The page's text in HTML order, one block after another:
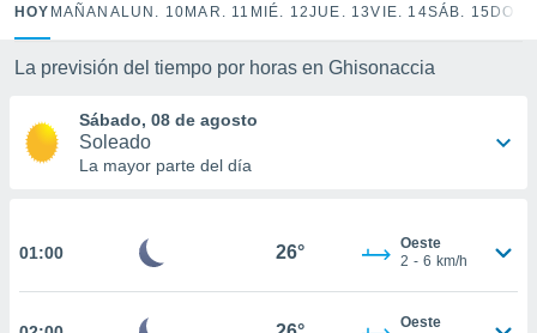
calidad.
a este
las
y
forma
HOY MAÑANA LUN. 10 MAR. 11 MIÉ. 12JUE. 13VIE. 14SÁB. 15
La previsión del tiempo por horas en Ghisonaccia
Sábado, 08 de agosto
Soleado
La mayor parte del día
01:00 26°
Oeste
2 - 6 km/h
Oeste